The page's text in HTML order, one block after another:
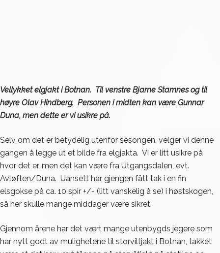
Vellykket elgjakt i Botnan. Til venstre Bjarne Stamnes og til
høyre Olav Hindberg. Personen i midten kan være Gunnar
Duna, men dette er vi usikre på.
Selv om det er betydelig utenfor sesongen, velger vi denne
gangen å legge ut et bilde fra elgjakta. Vi er litt usikre på
hvor det er, men det kan være fra Utgangsdalen, evt.
Avløften/Duna. Uansett har gjengen fått tak i en fin
elsgokse på ca. 10 spir +/- (litt vanskelig å se) i høstskogen,
så her skulle mange middager være sikret.
Gjennom årene har det vært mange utenbygds jegere som
har nytt godt av mulighetene til storviltjakt i Botnan, takket